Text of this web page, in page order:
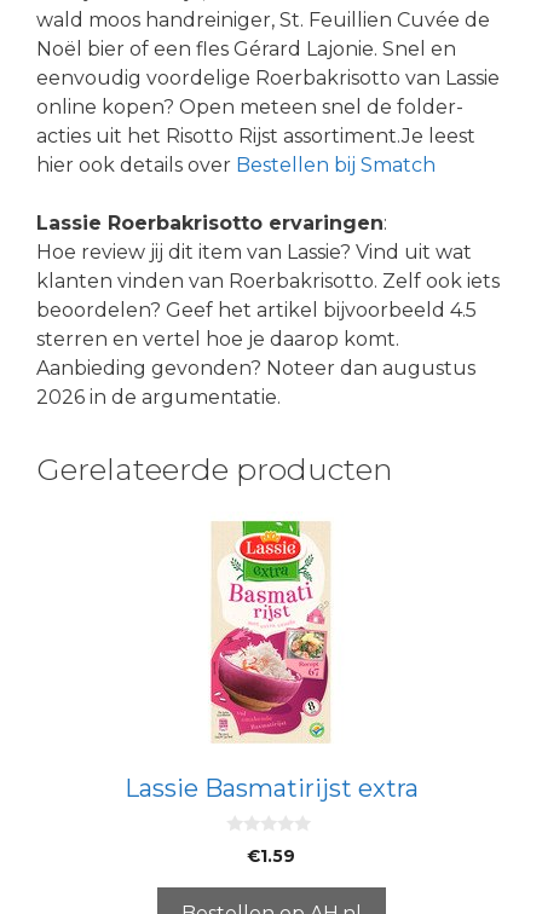
wald moos handreiniger, St. Feuillien Cuvée de
Noël bier of een fles Gérard Lajonie. Snel en
eenvoudig voordelige Roerbakrisotto van Lassie
online kopen? Open meteen snel de folder-
acties uit het Risotto Rijst assortiment.Je leest
hier ook details over Bestellen bij Smatch
Lassie Roerbakrisotto ervaringen:
Hoe review jij dit item van Lassie? Vind uit wat
klanten vinden van Roerbakrisotto. Zelf ook iets
beoordelen? Geef het artikel bijvoorbeeld 4.5
sterren en vertel hoe je daarop komt.
Aanbieding gevonden? Noteer dan augustus
2026 in de argumentatie.
Gerelateerde producten
Lassie Basmatirijst extra
5
€1.59